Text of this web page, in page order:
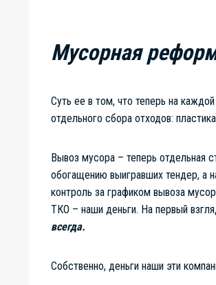
Мусорная
Суть ее в том, что теперь на
отдельного сбора отходов:
Вывоз мусора – теперь отдельная
обогащению выигравших тендер, а
контроль за графиком вывоза
ТКО – наши деньги. На первый
всегда.
Собственно, деньги наши эти